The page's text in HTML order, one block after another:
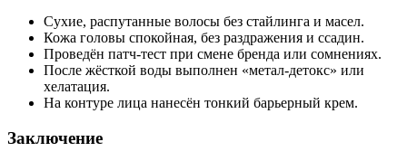
Сухие, распутанные волосы без стайлинга и масел.
Кожа головы спокойная, без раздражения и ссадин.
Проведён патч‑тест при смене бренда или сомнениях.
После жёсткой воды выполнен «метал-детокс» или
хелатация.
На контуре лица нанесён тонкий барьерный крем.
Заключение